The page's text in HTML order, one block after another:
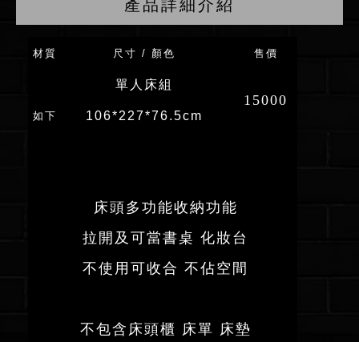
產品詳細介紹
材質 尺寸 / 顏色 售價
如下
單人床組
106*227*76.5cm
15000
床頭多功能收納功能
拉開及可當書桌 化妝台
不使用可收合 不佔空間
不包含床頭櫃 床單 床墊